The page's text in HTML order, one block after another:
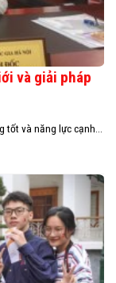
và giải pháp
tốt và năng lực cạnh...